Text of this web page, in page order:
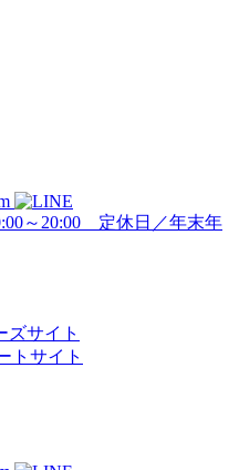
～20:00 定休日／年末年
ズサイト
トサイト